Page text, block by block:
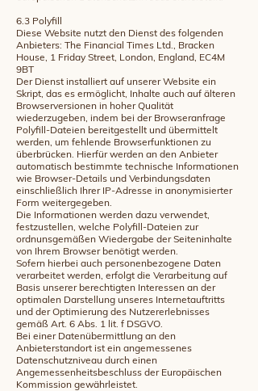
6.3 Polyfill
Diese Website nutzt den Dienst des folgenden
Anbieters: The Financial Times Ltd., Bracken
House, 1 Friday Street, London, England, EC4M
9BT
Der Dienst installiert auf unserer Website ein
Skript, das es ermöglicht, Inhalte auch auf älteren
Browserversionen in hoher Qualität
wiederzugeben, indem bei der Browseranfrage
Polyfill-Dateien bereitgestellt und übermittelt
werden, um fehlende Browserfunktionen zu
überbrücken. Hierfür werden an den Anbieter
automatisch bestimmte technische Informationen
wie Browser-Details und Verbindungsdaten
einschließlich Ihrer IP-Adresse in anonymisierter
Form weitergegeben.
Die Informationen werden dazu verwendet,
festzustellen, welche Polyfill-Dateien zur
ordnunsgemäßen Wiedergabe der Seiteninhalte
von Ihrem Browser benötigt werden.
Sofern hierbei auch personenbezogene Daten
verarbeitet werden, erfolgt die Verarbeitung auf
Basis unserer berechtigten Interessen an der
optimalen Darstellung unseres Internetauftritts
und der Optimierung des Nutzererlebnisses
gemäß Art. 6 Abs. 1 lit. f DSGVO.
Bei einer Datenübermittlung an den
Anbieterstandort ist ein angemessenes
Datenschutzniveau durch einen
Angemessenheitsbeschluss der Europäischen
Kommission gewährleistet.